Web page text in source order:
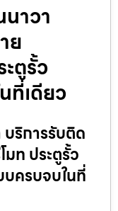
นาวา
ย
ตูรั้ว
ที่เดียว
บริการรับติด
ท ประตูรั้ว
ครบจบในที่